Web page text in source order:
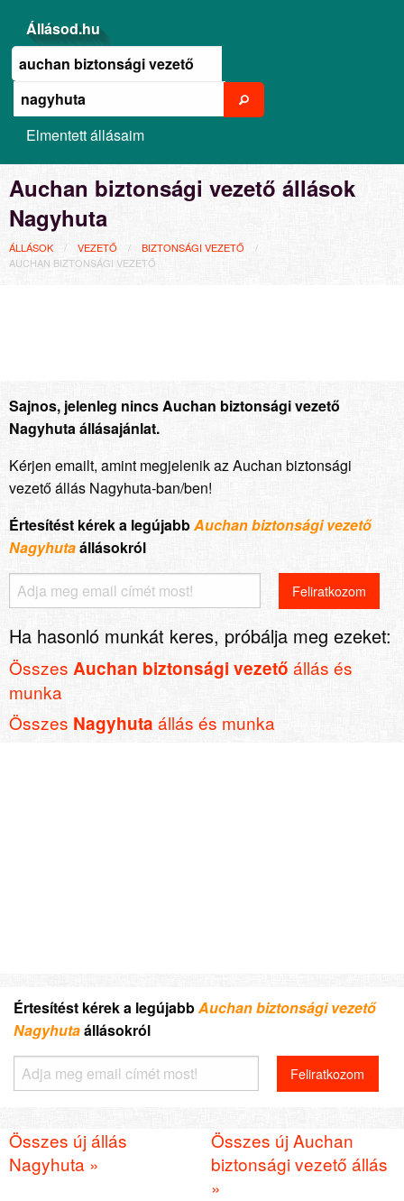
Állásod.hu
Elmentett állásaim
Auchan biztonsági vezető állások
Nagyhuta
ÁLLÁSOK VEZETŐ
BIZTONSÁGI VEZETŐ
AUCHAN BIZTONSÁGI VEZETŐ
Sajnos, jelenleg nincs Auchan biztonsági vezető
Nagyhuta állásajánlat.
Kérjen emailt, amint megjelenik az Auchan biztonsági
vezető állás Nagyhuta-ban/ben!
Értesítést kérek a legújabbAuchan biztonsági vezető
Nagyhutaállásokról
Ha hasonló munkát keres, próbálja meg ezeket:
Összes Auchan biztonsági vezető állás és
munka
Összes Nagyhuta állás és munka
Értesítést kérek a legújabbAuchan biztonsági vezető
Nagyhutaállásokról
Összes új állás
Nagyhuta »
Összes új Auchan
biztonsági vezető állás
»